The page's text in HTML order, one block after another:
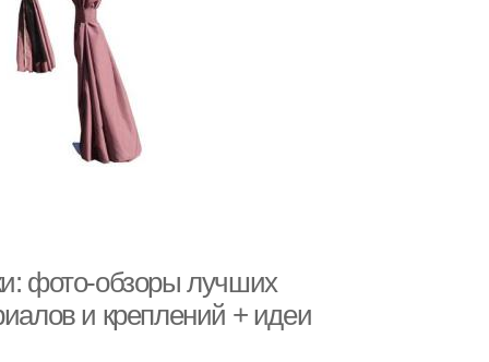
фото-обзоры лучших
и креплений + идеи